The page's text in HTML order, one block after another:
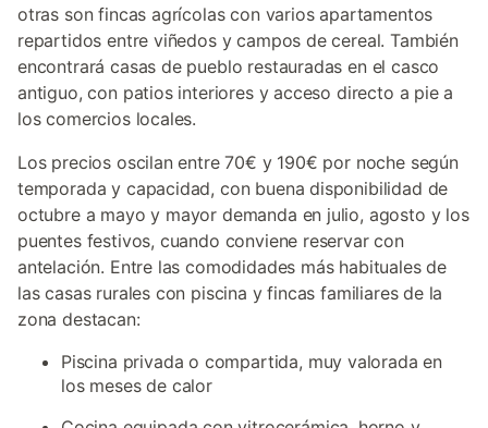
otras son fincas agrícolas con varios apartamentos
repartidos entre viñedos y campos de cereal. También
encontrará casas de pueblo restauradas en el casco
antiguo, con patios interiores y acceso directo a pie a
los comercios locales.
Los precios oscilan entre 70€ y 190€ por noche según
temporada y capacidad, con buena disponibilidad de
octubre a mayo y mayor demanda en julio, agosto y los
puentes festivos, cuando conviene reservar con
antelación. Entre las comodidades más habituales de
las casas rurales con piscina y fincas familiares de la
zona destacan:
Piscina privada o compartida, muy valorada en
los meses de calor